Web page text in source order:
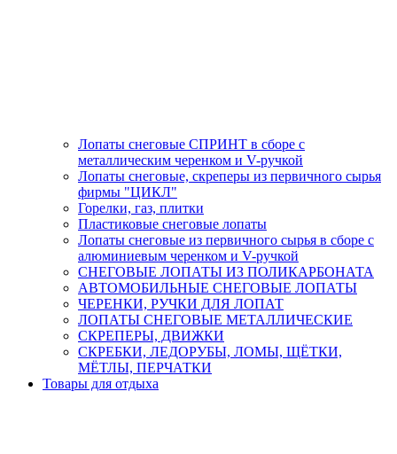
Лопаты снеговые СПРИНТ в сборе с
металлическим черенком и V-ручкой
Лопаты снеговые, скреперы из первичного сырья
фирмы "ЦИКЛ"
Горелки, газ, плитки
Пластиковые снеговые лопаты
Лопаты снеговые из первичного сырья в сборе с
алюминиевым черенком и V-ручкой
СНЕГОВЫЕ ЛОПАТЫ ИЗ ПОЛИКАРБОНАТА
АВТОМОБИЛЬНЫЕ СНЕГОВЫЕ ЛОПАТЫ
ЧЕРЕНКИ, РУЧКИ ДЛЯ ЛОПАТ
ЛОПАТЫ СНЕГОВЫЕ МЕТАЛЛИЧЕСКИЕ
СКРЕПЕРЫ, ДВИЖКИ
СКРЕБКИ, ЛЕДОРУБЫ, ЛОМЫ, ЩЁТКИ,
МЁТЛЫ, ПЕРЧАТКИ
Товары для отдыха